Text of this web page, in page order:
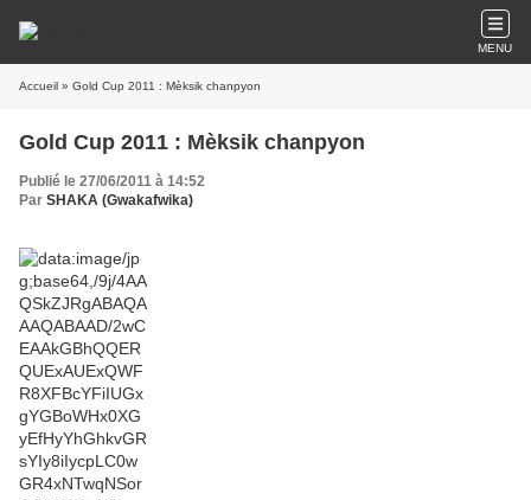
MENU
Accueil » Gold Cup 2011 : Mèksik chanpyon
Gold Cup 2011 : Mèksik chanpyon
Publié le 27/06/2011 à 14:52
Par SHAKA (Gwakafwika)